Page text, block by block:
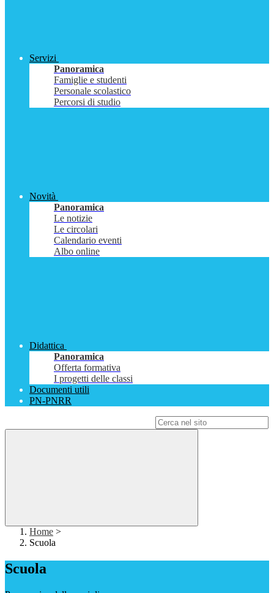
Servizi
Panoramica
Famiglie e studenti
Personale scolastico
Percorsi di studio
Novità
Panoramica
Le notizie
Le circolari
Calendario eventi
Albo online
Didattica
Panoramica
Offerta formativa
I progetti delle classi
Documenti utili
PN-PNRR
Home >
Scuola
Scuola